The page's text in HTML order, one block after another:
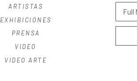
ARTISTAS
EXHIBICIONES
PRENSA
VIDEO
VIDEO ARTE
Full